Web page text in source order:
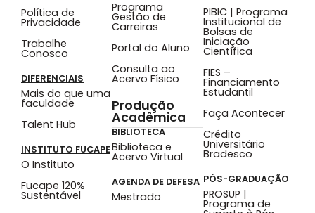
Política de
Privacidade
Trabalhe
Conosco
DIFERENCIAIS
Mais do que uma
faculdade
Talent Hub
INSTITUTO FUCAPE
O Instituto
Fucape 120%
Sustentável
Programa
Gestão de
Carreiras
Portal do Aluno
Consulta ao
Acervo Físico
Produção
Acadêmica
BIBLIOTECA
Biblioteca e
Acervo Virtual
AGENDA DE DEFESA
Mestrado
PIBIC | Programa
Institucional de
Bolsas de
Iniciação
Científica
FIES –
Financiamento
Estudantil
Faça Acontecer
Crédito
Universitário
Bradesco
PÓS-GRADUAÇÃO
PROSUP |
Programa de